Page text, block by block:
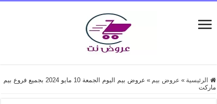
الرئيسية » عروض بيم »
عروض بيم اليوم الجمعة 10 مايو 2024 بجميع فروع بيم
ماركت